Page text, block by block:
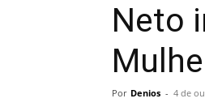
Neto
Por Denios - 4 de